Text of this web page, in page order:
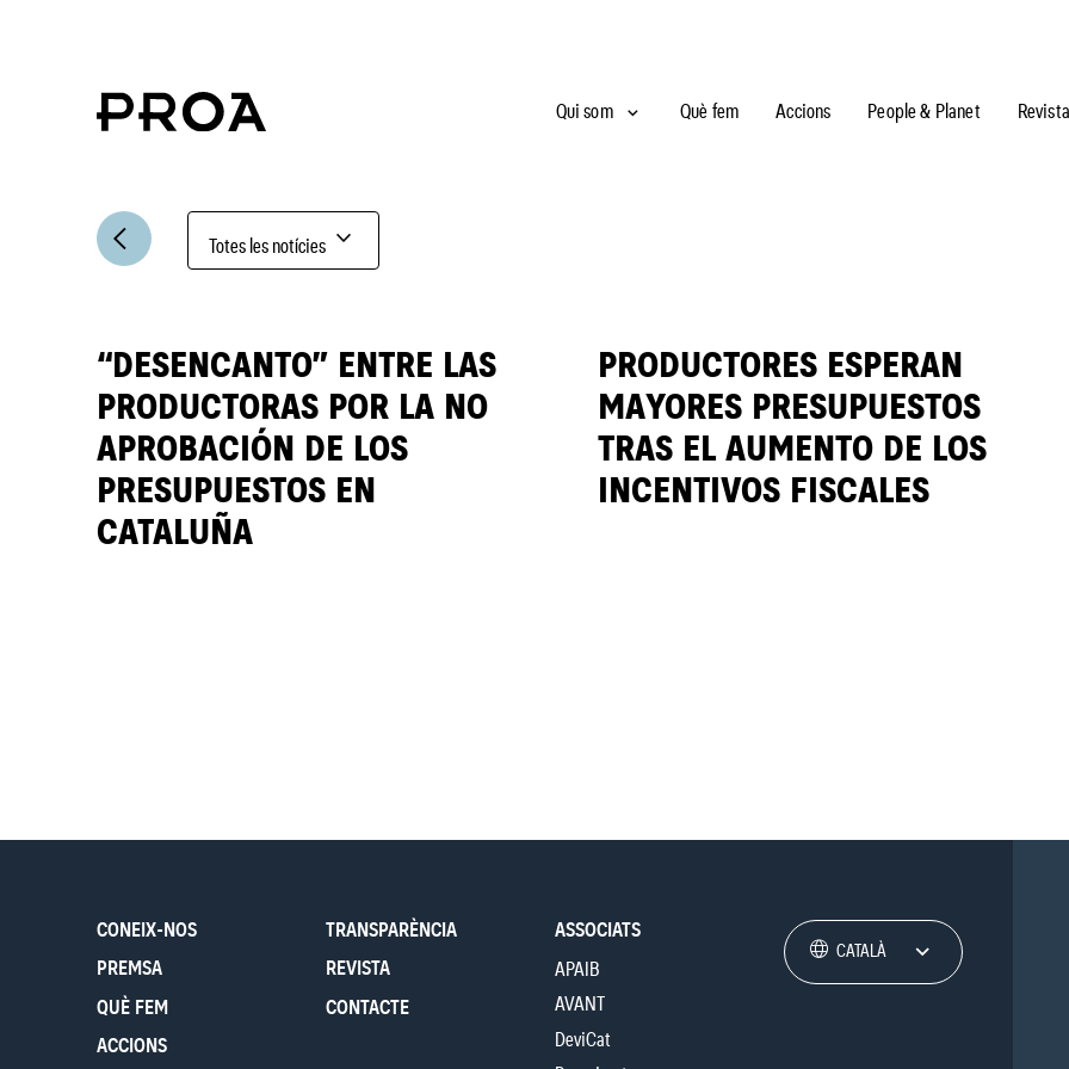
Qui som Què fem Accions People & Planet Revista
arrow_back_ios Totes les notícies expand_more
“DESENCANTO” ENTRE LAS
PRODUCTORAS POR LA NO
APROBACIÓN DE LOS
PRESUPUESTOS EN
CATALUÑA
PRODUCTORES ESPERAN
MAYORES PRESUPUESTOS
TRAS EL AUMENTO DE LOS
INCENTIVOS FISCALES
CONEIX-NOS
PREMSA
QUÈ FEM
ACCIONS
TRANSPARÈNCIA
REVISTA
CONTACTE
ASSOCIATS
APAIB
AVANT
DeviCat
CATALÀ